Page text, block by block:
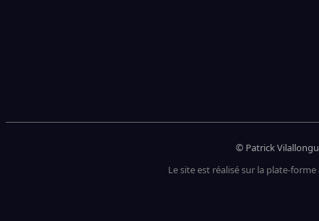
© Patrick
Le site est réalisé sur la plate-